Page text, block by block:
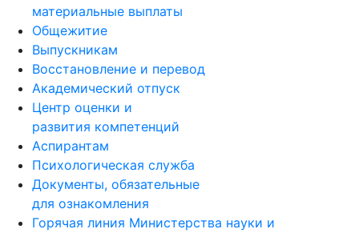
материальные выплаты
Общежитие
Выпускникам
Восстановление и перевод
Академический отпуск
Центр оценки и
развития компетенций
Аспирантам
Психологическая служба
Документы, обязательные
для ознакомления
Горячая линия Министерства науки и